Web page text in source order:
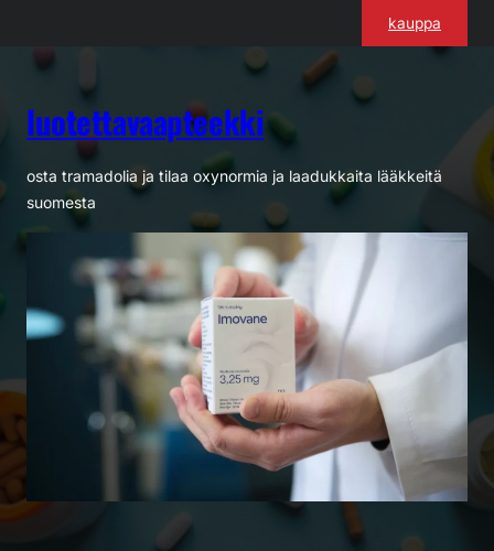
kauppa
luotettavaapteekki
osta tramadolia ja tilaa oxynormia ja laadukkaita lääkkeitä
suomesta